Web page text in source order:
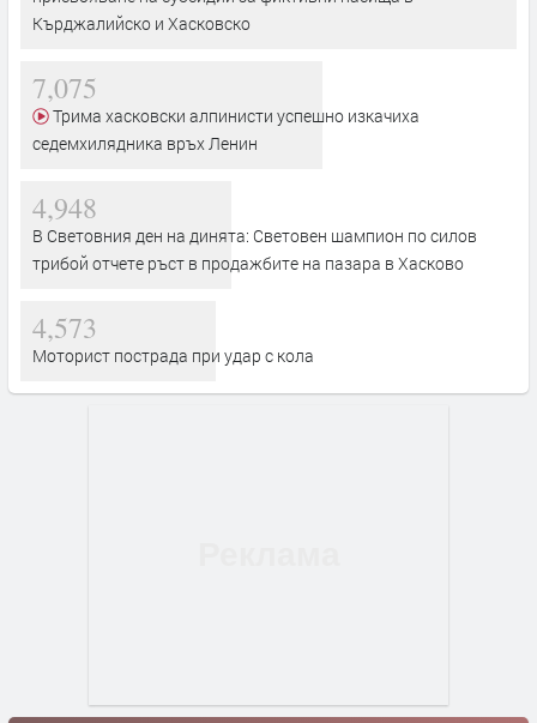
Кърджалийско и Хасковско
7,075
седемхилядника връх Ленин
4,948
В Световния ден на динята: Световен шампион по силов
трибой отчете ръст в продажбите на пазара в Хасково
4,573
Моторист пострада при удар с кола